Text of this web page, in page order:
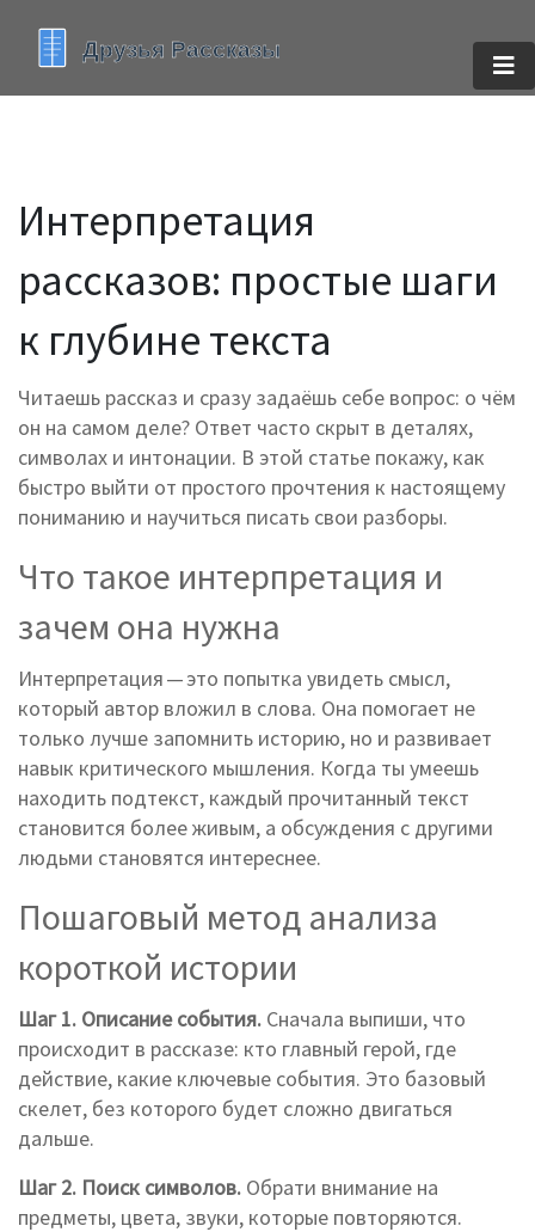
Интерпретация
рассказов: простые шаги
к глубине текста
Читаешь рассказ и сразу задаёшь себе вопрос: о чём
он на самом деле? Ответ часто скрыт в деталях,
символах и интонации. В этой статье покажу, как
быстро выйти от простого прочтения к настоящему
пониманию и научиться писать свои разборы.
Что такое интерпретация и
зачем она нужна
Интерпретация — это попытка увидеть смысл,
который автор вложил в слова. Она помогает не
только лучше запомнить историю, но и развивает
навык критического мышления. Когда ты умеешь
находить подтекст, каждый прочитанный текст
становится более живым, а обсуждения с другими
людьми становятся интереснее.
Пошаговый метод анализа
короткой истории
Шаг 1. Описание события. Сначала выпиши, что
происходит в рассказе: кто главный герой, где
действие, какие ключевые события. Это базовый
скелет, без которого будет сложно двигаться
дальше.
Шаг 2. Поиск символов. Обрати внимание на
предметы, цвета, звуки, которые повторяются.